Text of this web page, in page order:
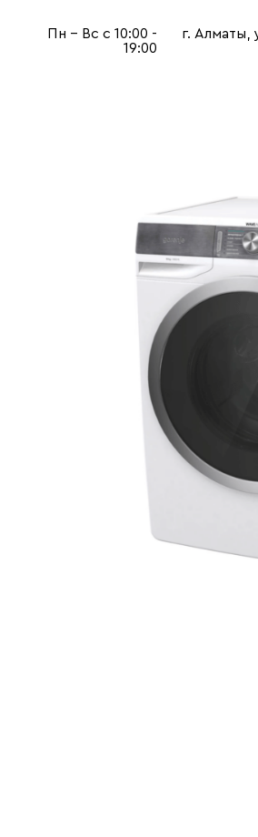
Пн - Вс с 10:00 -
19:00
г. Алматы,